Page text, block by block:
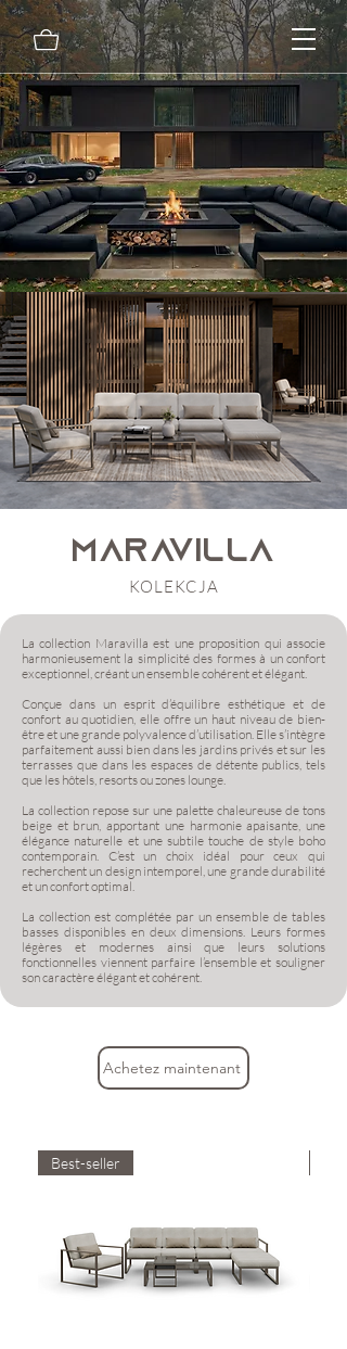
maravilla
KOLEKCJA
La collection Maravilla est une proposition qui associe
harmonieusement la simplicité des formes à un confort
exceptionnel, créant un ensemble cohérent et élégant.
Conçue dans un esprit d’équilibre esthétique et de
confort au quotidien, elle offre un haut niveau de bien-
être et une grande polyvalence d’utilisation. Elle s’intègre
parfaitement aussi bien dans les jardins privés et sur les
terrasses que dans les espaces de détente publics, tels
que les hôtels, resorts ou zones lounge.
La collection repose sur une palette chaleureuse de tons
beige et brun, apportant une harmonie apaisante, une
élégance naturelle et une subtile touche de style boho
contemporain. C’est un choix idéal pour ceux qui
recherchent un design intemporel, une grande durabilité
et un confort optimal.
La collection est complétée par un ensemble de tables
basses disponibles en deux dimensions. Leurs formes
légères et modernes ainsi que leurs solutions
fonctionnelles viennent parfaire l’ensemble et souligner
son caractère élégant et cohérent.
Achetez maintenant
Best-seller